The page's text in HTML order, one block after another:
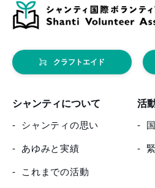
クラフトエイド
シャンティについて
シャンティの思い
あゆみと実績
これまでの活動
活